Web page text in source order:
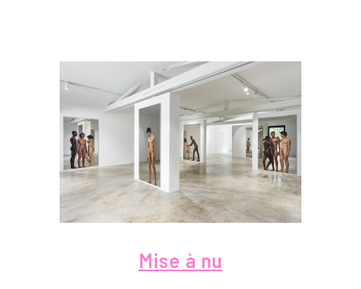
Mise à nu